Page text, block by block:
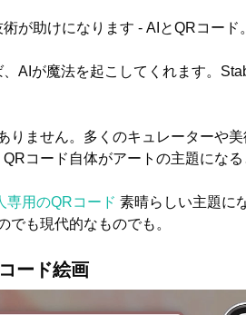
が助けになります - AIとQRコード。
AIが魔法を起こしてくれます。
りません。多くのキュレーターや
コード自体がアートの主題になる
専用のQRコード 素晴らしい主題に
でも現代的なものでも。
ード絵画